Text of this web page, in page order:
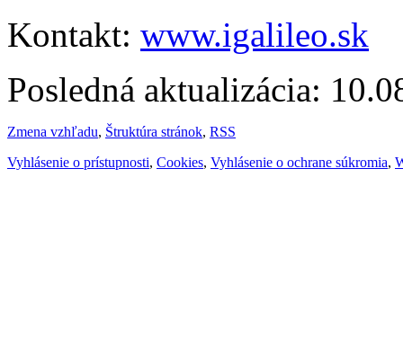
Kontakt: www.igalileo.sk
Posledná aktualizácia:
Zmena vzhľadu, Štruktúra stránok, RSS
Vyhlásenie o prístupnosti, Cookies, Vyhlásenie o ochrane súkromia,